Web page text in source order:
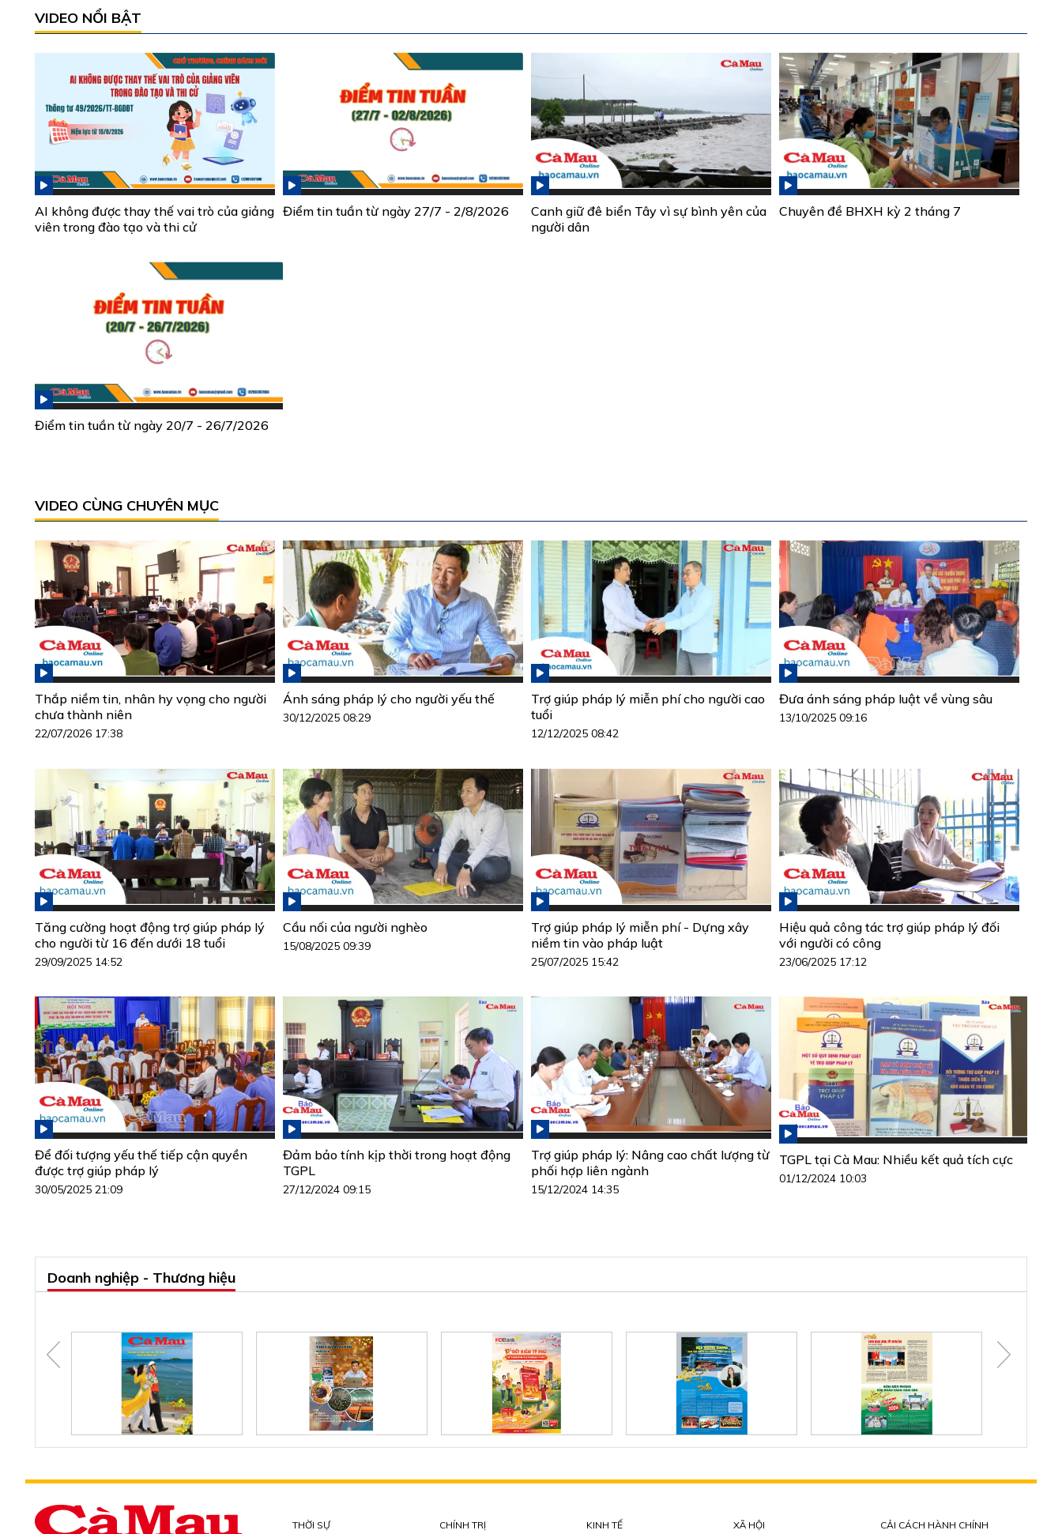
VIDEO NỔI BẬT
AI không được thay thế vai trò của giảng
viên trong đào tạo và thi cử
Điểm tin tuần từ ngày 27/7 - 2/8/2026
Canh giữ đê biển Tây vì sự bình yên của
người dân
Chuyên đề BHXH kỳ 2 tháng 7
Điểm tin tuần từ ngày 20/7 - 26/7/2026
VIDEO CÙNG CHUYÊN MỤC
Thắp niềm tin, nhân hy vọng cho người
chưa thành niên
22/07/2026 17:38
Ánh sáng pháp lý cho người yếu thế
30/12/2025 08:29
Trợ giúp pháp lý miễn phí cho người cao
tuổi
12/12/2025 08:42
Đưa ánh sáng pháp luật về vùng sâu
13/10/2025 09:16
Tăng cường hoạt động trợ giúp pháp lý
cho người từ 16 đến dưới 18 tuổi
29/09/2025 14:52
Cầu nối của người nghèo
15/08/2025 09:39
Trợ giúp pháp lý miễn phí - Dựng xây
niềm tin vào pháp luật
25/07/2025 15:42
Hiệu quả công tác trợ giúp pháp lý đối
với người có công
23/06/2025 17:12
Để đối tượng yếu thế tiếp cận quyền
được trợ giúp pháp lý
30/05/2025 21:09
Đảm bảo tính kịp thời trong hoạt động
TGPL
27/12/2024 09:15
Trợ giúp pháp lý: Nâng cao chất lượng từ
phối hợp liên ngành
15/12/2024 14:35
TGPL tại Cà Mau: Nhiều kết quả tích cực
01/12/2024 10:03
Doanh nghiệp - Thương hiệu
THỜI SỰ CHÍNH TRỊ KINH TẾ XÃ HỘI CẢI CÁCH HÀNH CHÍNH